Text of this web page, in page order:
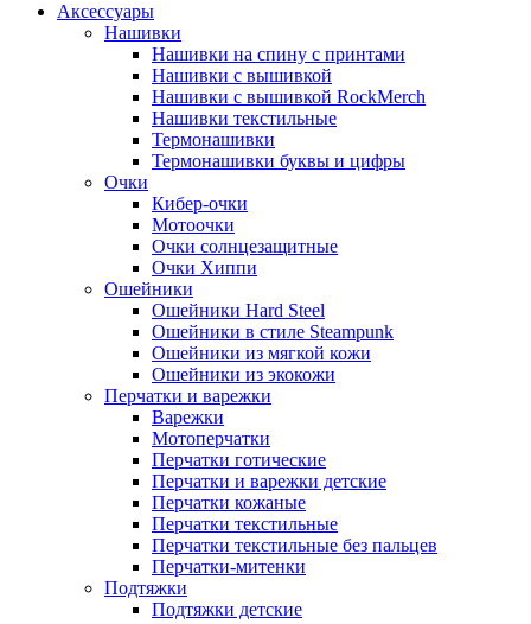
Аксессуары
Нашивки
Нашивки на спину с принтами
Нашивки с вышивкой
Нашивки с вышивкой RockMerch
Нашивки текстильные
Термонашивки
Термонашивки буквы и цифры
Очки
Кибер-очки
Мотоочки
Очки солнцезащитные
Очки Хиппи
Ошейники
Ошейники Hard Steel
Ошейники в стиле Steampunk
Ошейники из мягкой кожи
Ошейники из экокожи
Перчатки и варежки
Варежки
Мотоперчатки
Перчатки готические
Перчатки и варежки детские
Перчатки кожаные
Перчатки текстильные
Перчатки текстильные без пальцев
Перчатки-митенки
Подтяжки
Подтяжки детские